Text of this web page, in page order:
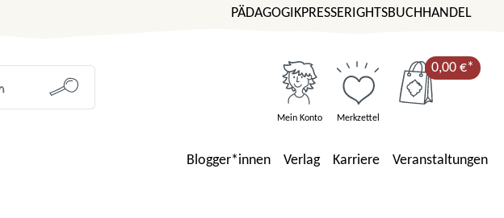
PÄDAGOGIKPRESSERIGHTSBUCHHANDEL
Mein Konto Merkzettel
0,00 €*
Blogger*innen Verlag Karriere Veranstaltungen